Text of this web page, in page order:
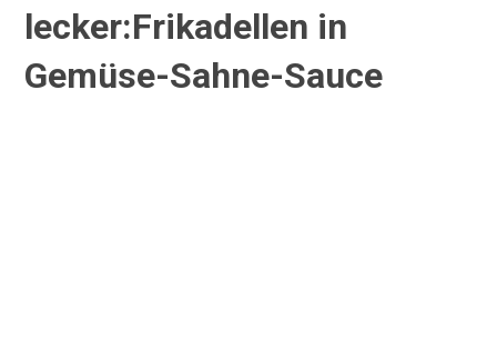
lecker:Frikadellen in
Gemüse-Sahne-Sauce